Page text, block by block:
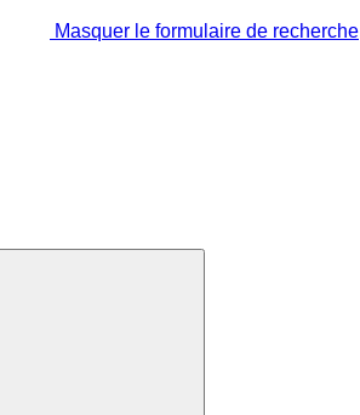
Masquer le formulaire de recherche